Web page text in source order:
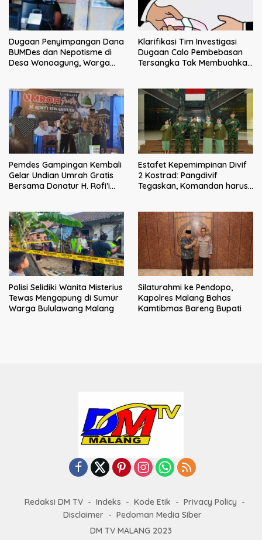
Dugaan Penyimpangan Dana
BUMDes dan Nepotisme di
Desa Wonoagung, Warga
Klarifikasi Tim Investigasi
Dugaan Calo Pembebasan
Tersangka Tak Membuahkan
Pemdes Gampingan Kembali
Gelar Undian Umrah Gratis
Bersama Donatur H. Rofi’i
Estafet Kepemimpinan Divif
2 Kostrad: Pangdivif
Tegaskan, Komandan harus
Polisi Selidiki Wanita Misterius
Tewas Mengapung di Sumur
Warga Bululawang Malang
Silaturahmi ke Pendopo,
Kapolres Malang Bahas
Kamtibmas Bareng Bupati
Redaksi DM TV Indeks Kode Etik
Privacy Policy
Disclaimer
Pedoman Media Siber
DM TV MALANG 2023